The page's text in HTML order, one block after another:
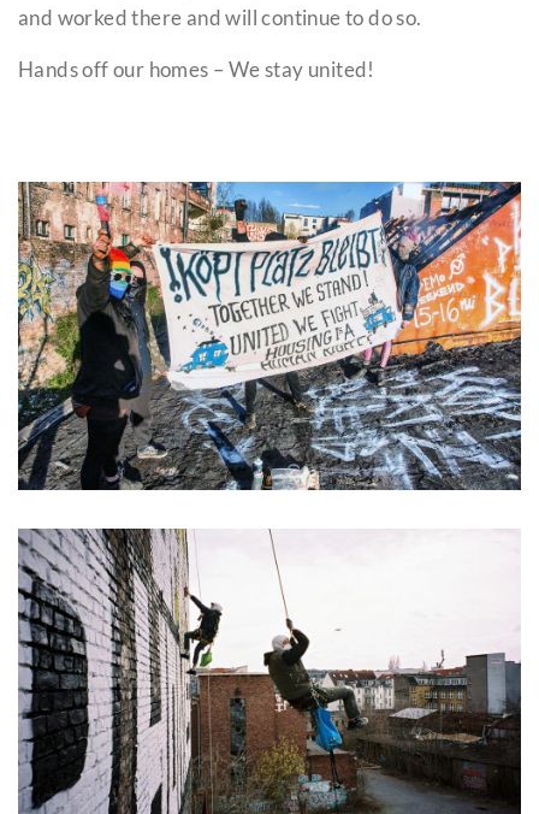
and worked there and will continue to do so.
Hands off our homes – We stay united!